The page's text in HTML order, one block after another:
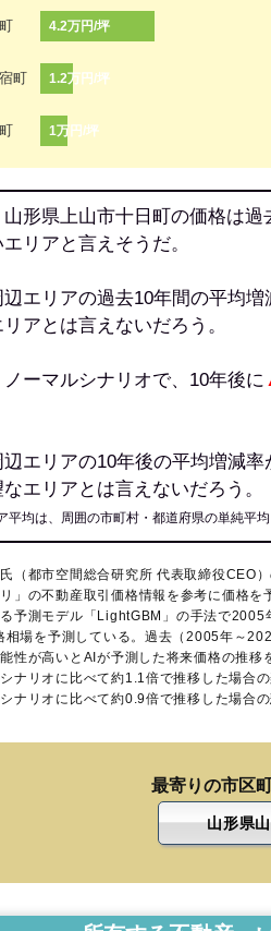
4.2万円/坪
町 1.2万円/坪
1万円/坪
山形県上山市十日町の価格は過
リアと言えそうだ。
辺エリアの過去10年間の平均増
アとは言えないだろう。
ノーマルシナリオで、10年後に
辺エリアの10年後の平均増減率
エリアとは言えないだろう。
平均は、周囲の市町村・都道府県の単純平均
（都市空間総合研究所 代表取締役CEO
」の不動産取引価格情報を参考に価格
予測モデル「LightGBM」の手法で
相場を予測している。過去（2005年～
性が高いとAIが予測した将来価格の推
ナリオに比べて約1.1倍で推移した場合
ナリオに比べて約0.9倍で推移した場合
最寄りの市区
山形県